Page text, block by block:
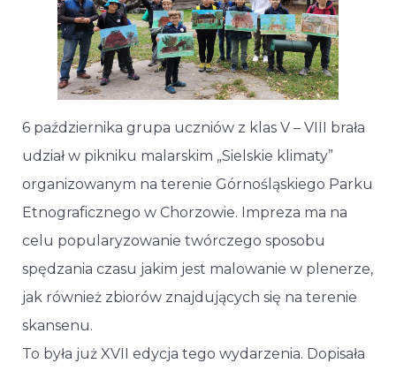
6 października grupa uczniów z klas V – VIII brała
udział w pikniku malarskim „Sielskie klimaty”
organizowanym na terenie Górnośląskiego Parku
Etnograficznego w Chorzowie. Impreza ma na
celu popularyzowanie twórczego sposobu
spędzania czasu jakim jest malowanie w plenerze,
jak również zbiorów znajdujących się na terenie
skansenu.
To była już XVII edycja tego wydarzenia. Dopisała